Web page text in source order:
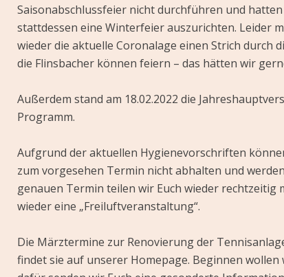
Saisonabschlussfeier nicht durchführen und
stattdessen eine Winterfeier auszurichten. Leider
wieder die aktuelle Coronalage einen Strich durch
die Flinsbacher können feiern – das hätten wir
Außerdem stand am 18.02.2022 die
Programm.
Aufgrund der aktuellen Hygienevorschriften
zum vorgesehen Termin nicht abhalten und
genauen Termin teilen wir Euch wieder rechtzeitig
wieder eine „Freiluftveranstaltung“.
Die Märztermine zur Renovierung der
findet sie auf unserer Homepage. Beginnen wollen